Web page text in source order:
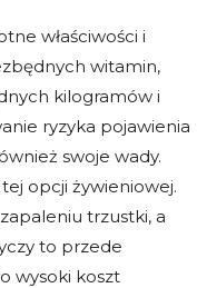
właściwości i
witamin,
kilogramów i
ryzyka pojawienia
swoje wady.
opcji żywieniowej.
trzustki, a
to przede
wysoki koszt